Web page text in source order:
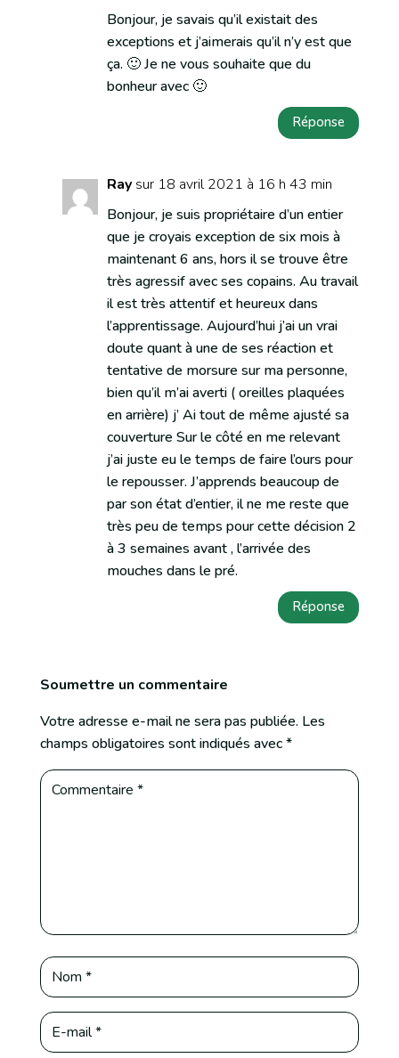
Bonjour, je savais qu’il existait des
exceptions et j’aimerais qu’il n’y est que
ça. 🙂 Je ne vous souhaite que du
bonheur avec 🙂
Réponse
Ray sur 18 avril 2021 à 16 h 43 min
Bonjour, je suis propriétaire d’un entier
que je croyais exception de six mois à
maintenant 6 ans, hors il se trouve être
très agressif avec ses copains. Au travail
il est très attentif et heureux dans
l’apprentissage. Aujourd’hui j’ai un vrai
doute quant à une de ses réaction et
tentative de morsure sur ma personne,
bien qu’il m’ai averti ( oreilles plaquées
en arrière) j’ Ai tout de même ajusté sa
couverture Sur le côté en me relevant
j’ai juste eu le temps de faire l’ours pour
le repousser. J’apprends beaucoup de
par son état d’entier, il ne me reste que
très peu de temps pour cette décision 2
à 3 semaines avant , l’arrivée des
mouches dans le pré.
Réponse
Soumettre un commentaire
Votre adresse e-mail ne sera pas publiée. Les
champs obligatoires sont indiqués avec*